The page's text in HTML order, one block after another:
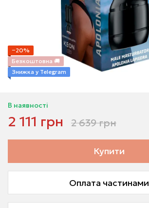
−20%
Безкоштовна 🚚
Знижка у Telegram
В наявності
2 111 грн 2 639 грн
Купити
Оплата частинами